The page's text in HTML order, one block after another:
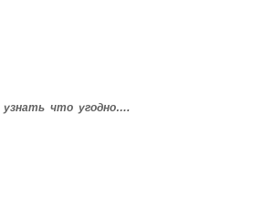
что угодно….